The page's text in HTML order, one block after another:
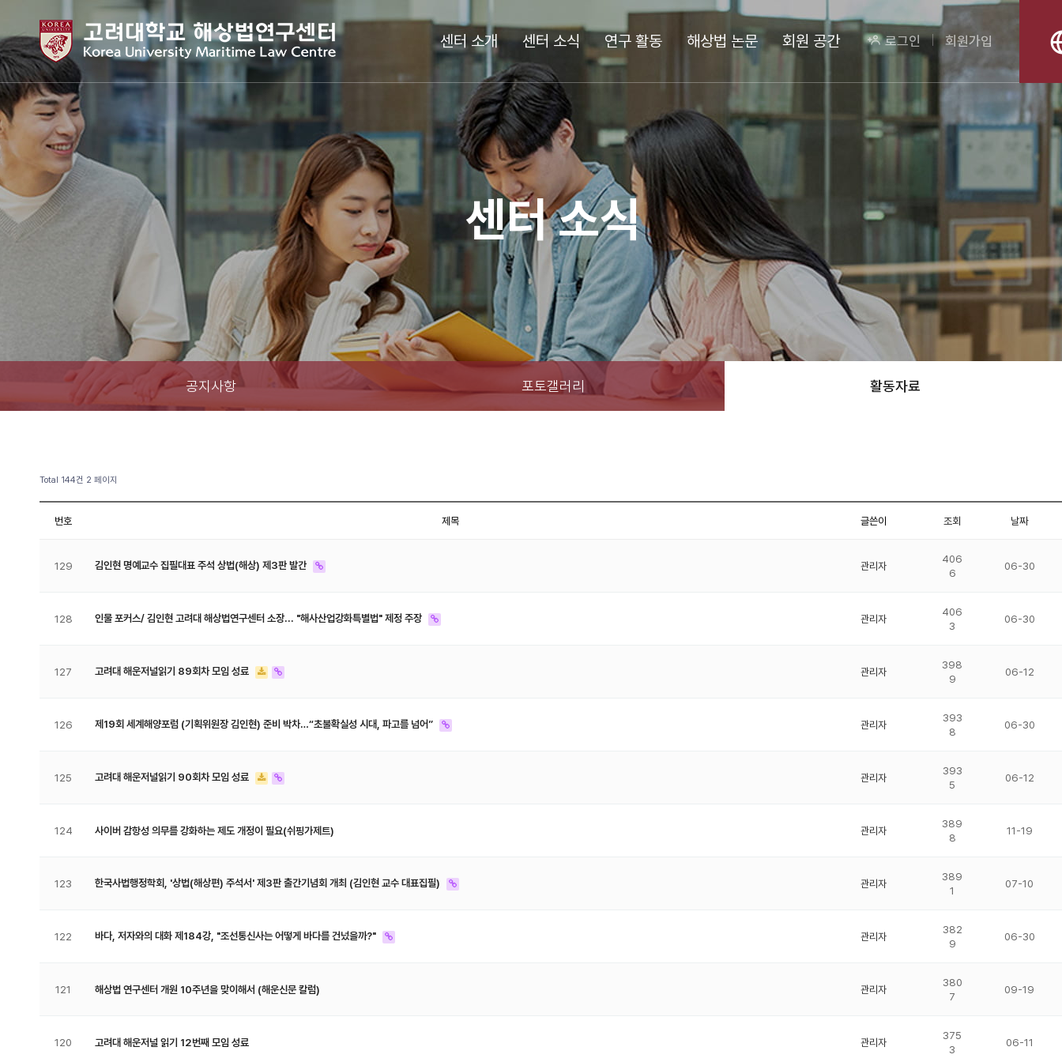
센터 소개 센터 소식 연구 활동 해상법 논문 회원 공간 로그인 회원가입
센터 소식
공지사항 포토갤러리 활동자료
Total 144건 2 페이지
번호 제목 글쓴이 조회 날짜
129 김인현 명예교수 집필대표 주석 상법(해상) 제3판 발간 관리자
406
6
06-30
128 인물 포커스/ 김인현 고려대 해상법연구센터 소장... "해사산업강화특별법" 제정 주장 관리자
406
3
06-30
127 고려대 해운저널읽기 89회차 모임 성료 관리자
398
9
06-12
126 제19회 세계해양포럼 (기획위원장 김인현) 준비 박차…“초불확실성 시대, 파고를 넘어” 관리자
393
8
06-30
125 고려대 해운저널읽기 90회차 모임 성료 관리자
393
5
06-12
124 사이버 감항성 의무를 강화하는 제도 개정이 필요(쉬핑가제트) 관리자
389
8
11-19
123 한국사법행정학회, '상법(해상편) 주석서' 제3판 출간기념회 개최 (김인현 교수 대표집필) 관리자
389
1
07-10
122 바다, 저자와의 대화 제184강, "조선통신사는 어떻게 바다를 건넜을까?" 관리자
382
9
06-30
121 해상법 연구센터 개원 10주년을 맞이해서 (해운신문 칼럼) 관리자
380
7
09-19
120 고려대 해운저널 읽기 12번째 모임 성료 관리자
375
3
06-11